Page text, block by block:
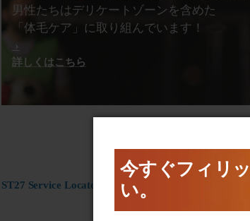
男性たちはデリケートゾーンを含 めた
「体毛ケア」に取り組んでいます！
詳しくはこちら
ST27 Service Locator configuration